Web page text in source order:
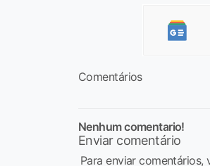
Comentários
Nenhum comentario!
Enviar comentário
Para enviar